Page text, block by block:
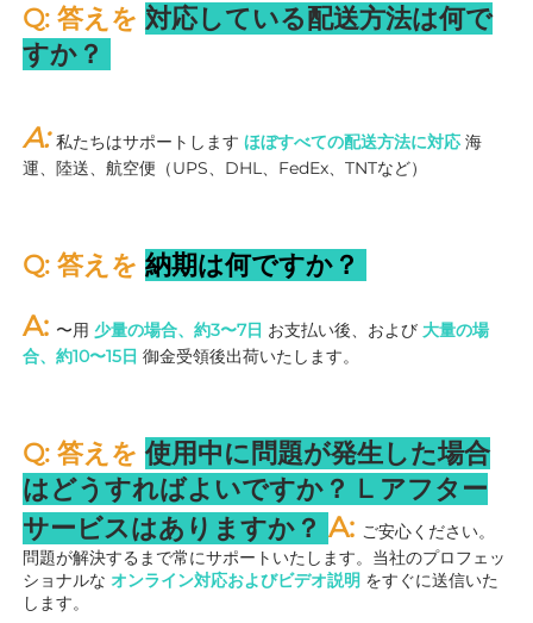
Q: 答えを 対応している配送方法は何で
すか？
A: 私たちはサポートします ほぼすべての配送方法に対応 海
運、陸送、航空便（UPS、DHL、FedEx、TNTなど）
Q: 答えを 納期は何ですか？
A: 〜用 少量の場合、約3〜7日 お支払い後、および 大量の場
合、約10〜15日 御金受領後出荷いたします。
Q: 答えを 使用中に問題が発生した場合
はどうすればよいですか？ L アフター
サービスはありますか？ A: ご安心ください。
問題が解決するまで常にサポートいたします。当社のプロフェッ
ショナルな オンライン対応およびビデオ説明 をすぐに送信いた
します。